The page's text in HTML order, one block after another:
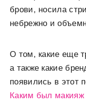
брови, носила
небрежно и
О том, какие еще
а также какие
появились в этот
Каким был макияж